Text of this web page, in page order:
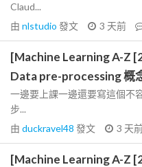
Claud...
由 nlstudio 發文 3 天前
[Machine Learning A-Z
Data pre-processing 概
一邊要上課一邊還要寫這個不
步...
由 duckravel48 發文 3 天
[Machine Learning A-Z